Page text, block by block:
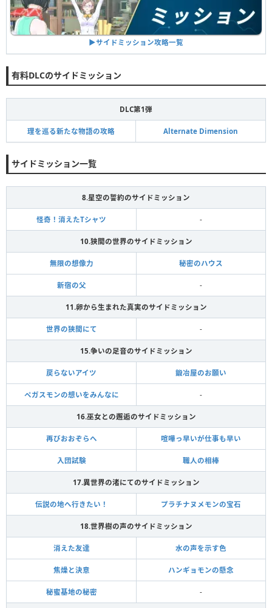
▶︎サイドミッション攻略一覧
有料DLCのサイドミッション
DLC第1弾
理を巡る新たな物語の攻略 Alternate Dimension
サイドミッション一覧
8.星空の誓約のサイドミッション
怪奇！消えたTシャツ -
10.狭間の世界のサイドミッション
無限の想像力 秘密のハウス
新宿の父 -
11.卵から生まれた真実のサイドミッション
世界の狭間にて -
15.争いの足音のサイドミッション
戻らないアイツ 鍛冶屋のお願い
ペガスモンの想いをみんなに -
16.巫女との邂逅のサイドミッション
再びおおぞらへ 喧嘩っ早いが仕事も早い
入団試験 職人の相棒
17.異世界の渚にてのサイドミッション
伝説の地へ行きたい！ プラチナヌメモンの宝石
18.世界樹の声のサイドミッション
消えた友達 水の声を示す色
焦燥と決意 ハンギョモンの懸念
秘蜜基地の秘密 -